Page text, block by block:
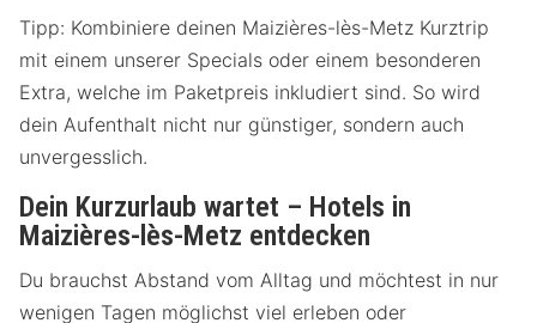
Tipp: Kombiniere deinen Maizières-lès-Metz Kurztrip
mit einem unserer Specials oder einem besonderen
Extra, welche im Paketpreis inkludiert sind. So wird
dein Aufenthalt nicht nur günstiger, sondern auch
unvergesslich.
Dein Kurzurlaub wartet – Hotels in
Maizières-lès-Metz entdecken
Du brauchst Abstand vom Alltag und möchtest in nur
wenigen Tagen möglichst viel erleben oder